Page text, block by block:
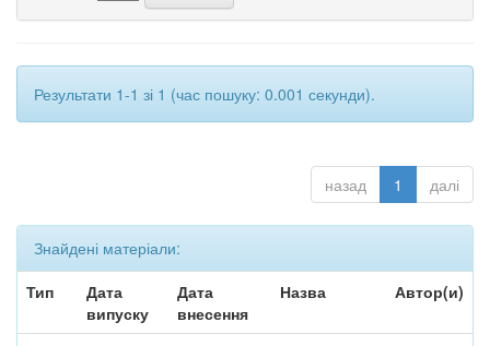
Результати 1-1 зі 1 (час пошуку: 0.001 секунди).
назад 1 далі
Знайдені матеріали:
Тип
Дата
випуску
Дата
внесення
Назва Автор(и)